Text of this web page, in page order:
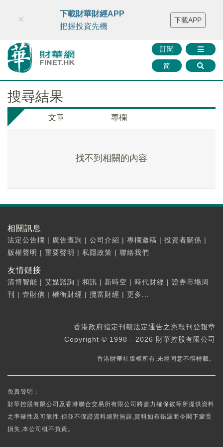
財華智庫網 FINTV FINMETA 財華證券 媒體矩陣
智庫沙龍
聯絡我們
訂閱
简
×
下載財華財經APP
把握投資先機
下載APP
搜尋結果
文章 專欄
找不到相關的內容
相關訊息
法定公告欄 | 廣告查詢 | 公司介紹 | 專欄邀稿 | 投資者關係 |
版權聲明 | 重要聲明 | 私隱政策 | 聯絡我們
友情鏈接
清博智能 | 艾媒諮詢 | 和訊 | 新時空 | 時代財經 | 證券市場周
刊
| 壹財信 | 權衡財經 | 攬富財經 | 更多...
香港政府指定刊載法定通告之憲報刊登報章
Copyright © 1998 - 2026 財華控股有限公司
香港財華社版權所有,未經同意不得轉載。
免責聲明：
財華控股有限公司及香港聯合交易所有限公司將盡力確保彼等所提供資料
之準確性及可靠性,但並不保證資料絕對無誤,資料如有錯漏而令閣下蒙受
損失,本公司概不負責。